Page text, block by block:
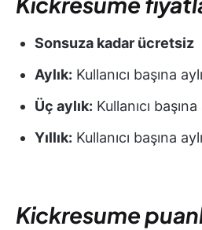
Sonsuza kadar ücretsiz
Aylık: Kullanıcı başına
Üç aylık: Kullanıcı
Yıllık: Kullanıcı başına
Kickresume